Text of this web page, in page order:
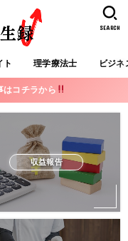
ト 理学療法士 ビジネ
SEARCH
はコチラから
収益報告